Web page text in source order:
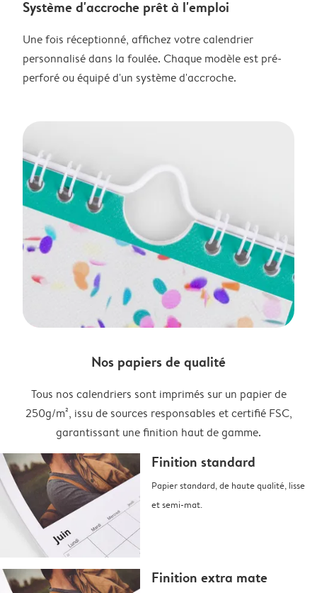
Système d'accroche prêt à l'emploi
Une fois réceptionné, affichez votre calendrier
personnalisé dans la foulée. Chaque modèle est pré-
perforé ou équipé d'un système d'accroche.
Nos papiers de qualité
Tous nos calendriers sont imprimés sur un papier de
250g/m², issu de sources responsables et certifié FSC,
garantissant une finition haut de gamme.
Finition standard
Papier standard, de haute qualité, lisse
et semi-mat.
Finition extra mate